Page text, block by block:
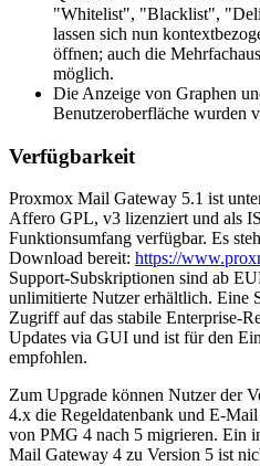
"Whitelist", "Blacklist",
lassen sich nun
öffnen; auch die
möglich.
Die Anzeige von Graphen
Benutzeroberfläche wurden
Verfügbarkeit
Proxmox Mail Gateway 5.1 ist
Affero GPL, v3 lizenziert und als
Funktionsumfang verfügbar. Es
Download bereit: https://
Support-Subskriptionen sind ab
unlimitierte Nutzer erhältlich. Eine
Zugriff auf das stabile Enterprise-
Updates via GUI und ist fürden
empfohlen.
Zum Upgrade können Nutzer der
4.x die Regeldatenbank und E-
von PMG 4 nach 5 migrieren. Ein
Mail Gateway 4 zu Version 5 ist